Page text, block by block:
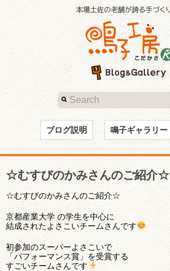
ブログ説明 鳴子ギャラリー
☆むすびのかみさんのご紹介☆
☆むすびのかみさんのご紹介☆
京都産業大学 の学生を中心に
結成されたよさこいチームさんです
初参加のスーパーよさこいで
「パフォーマンス賞」を受賞する
すごいチームさんです